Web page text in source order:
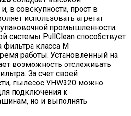
в совокупности, прост в
использовать агрегат
промышленности.
системы PullClean способствует
класса М
работы. Установленный на
возможность отслеживать
За счет своей
пылесос VHW320 можно
подключения к
но и выполнять